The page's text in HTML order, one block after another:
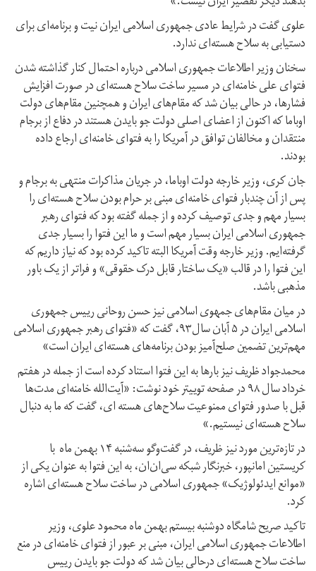
علوی گفت در شرایط عادی جمهوری اسلامی ایران نیت و برنامه‌ای برای
دستیابی به سلاح هسته‌ای ندارد.
سخنان وزیر اطلاعات جمهوری اسلامی درباره احتمال کنار گذاشته شدن
فتوای علی خامنه‌ای در مسیر ساخت سلاح هسته‌ای در صورت افزایش
فشارها، در حالی بیان شد که مقام‌های ایران و همچنین مقام‌های دولت
اوباما که اکنون از اعضای اصلی دولت جو بایدن هستند در دفاع از برجام
منتقدان و مخالفان توافق در آمریکا را به فتوای خامنه‌ای ارجاع داده
بودند.
جان کری، وزیر خارجه دولت اوباما، در جریان مذاکرات منتهی به برجام و
پس از آن چندبار فتوای خامنه‌ای مبنی بر حرام بودن سلاح هسته‌ای را
بسیار مهم و جدی توصیف کرده و از جمله گفته بود که فتوای رهبر
جمهوری اسلامی ایران بسیار مهم است و ما این فتوا را بسیار جدی
گرفته‌ایم. وزیر خارجه وقت آمریکا البته تاکید کرده بود که نیاز داریم که
این فتوا را در قالب «یک ساختار قابل درک حقوقی» و فراتر از یک باور
مذهبی باشد.
در میان مقام‌های جمهوی اسلامی نیز حسن روحانی رییس جمهوری
اسلامی ایران در ۵ آبان سال۹۳، گفت که «فتوای رهبر جمهوری اسلامی
مهم‌ترين تضمين صلح‌آميز بودن برنامه‌های هسته‌ای ايران است»
محمدجواد ظریف نیز بارها به این فتوا استناد کرده است از جمله در هفتم
خرداد سال ۹۸ در صفحه توییتر خود نوشت: «آیت‌الله خامنه‌ای مدت‌ها
قبل با صدور فتوای ممنوعیت سلاح‌های هسته ای، گفت که ما به دنبال
سلاح هسته‌ای نیستیم.»
در تازه‌ترین مورد نیز ظریف، در گفت‌وگو سه‌شنبه ۱۴ بهمن ماه با
کریستین امانپور، خبرنگار شبکه سی‌ان‌ان، به این فتوا به عنوان یکی از
«موانع ایدئولوژیک» جمهوری اسلامی در ساخت سلاح هسته‌ای اشاره
کرد.
تاکید صریح شامگاه دوشنبه بیستم بهمن ماه محمود علوی، وزیر
اطلاعات جمهوری اسلامی ایران، مبنی بر عبور از فتوای خامنه‌ای در منع
ساخت سلاح هسته‌ای درحالی بیان شد که دولت جو بایدن رییس